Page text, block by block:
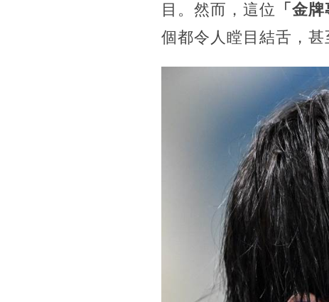
目。然而，這位
「金
個都令人瞠目結舌，甚